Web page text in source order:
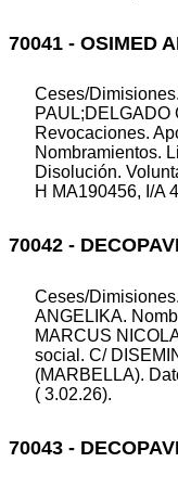
70041 - OSIMED
Ceses/
PAUL;DELGADO
Revocaciones.
Nombramientos.
Disolución.
H MA190456, I/A
70042 -
Ceses/
ANGELIKA.
MARCUS
social. C/
(MARBELLA).
( 3.02.26).
70043 -